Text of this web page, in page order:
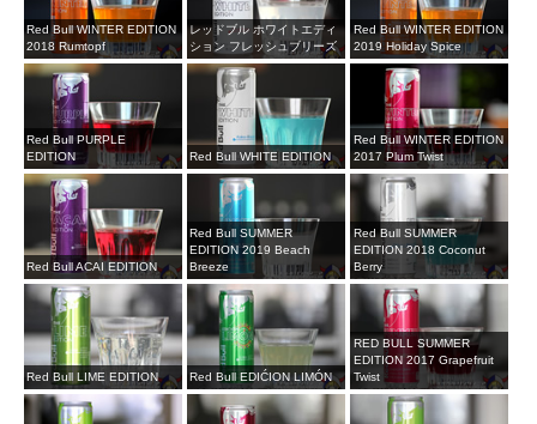
Red Bull WINTER EDITION
2018 Rumtopf
レッドブル ホワイトエディ
ション フレッシュブリーズ
Red Bull WINTER EDITION
2019 Holiday Spice
Red Bull PURPLE
EDITION
Red Bull WHITE EDITION
Red Bull WINTER EDITION
2017 Plum Twist
Red Bull ACAI EDITION
Red Bull SUMMER
EDITION 2019 Beach
Breeze
Red Bull SUMMER
EDITION 2018 Coconut
Berry
Red Bull LIME EDITION Red Bull EDIĆION LIMÓN
RED BULL SUMMER
EDITION 2017 Grapefruit
Twist